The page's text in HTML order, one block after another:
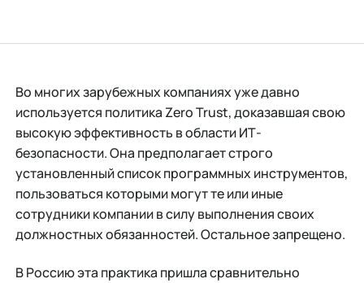
Во многих зарубежных компаниях уже давно
используется политика Zero Trust, доказавшая свою
высокую эффективность в области ИТ-
безопасности. Она предполагает строго
установленный список программных инструментов,
пользоваться которыми могут те или иные
сотрудники компании в силу выполнения своих
должностных обязанностей. Остальное запрещено.
В Россию эта практика пришла сравнительно